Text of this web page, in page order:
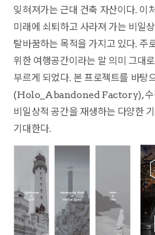
잊혀져가는 근대 건축 자산이다. 이
미래에 쇠퇴하고 사라져 가는 비일
탈바꿈하는 목적을 가지고 있다. 주
위한 여행공간이라는 말 의미 그대
부르게 되었다. 본 프로젝트를 바탕
(Holo_Abandoned Factory),
비일상적 공간을 재생하는 다양한
기대한다.